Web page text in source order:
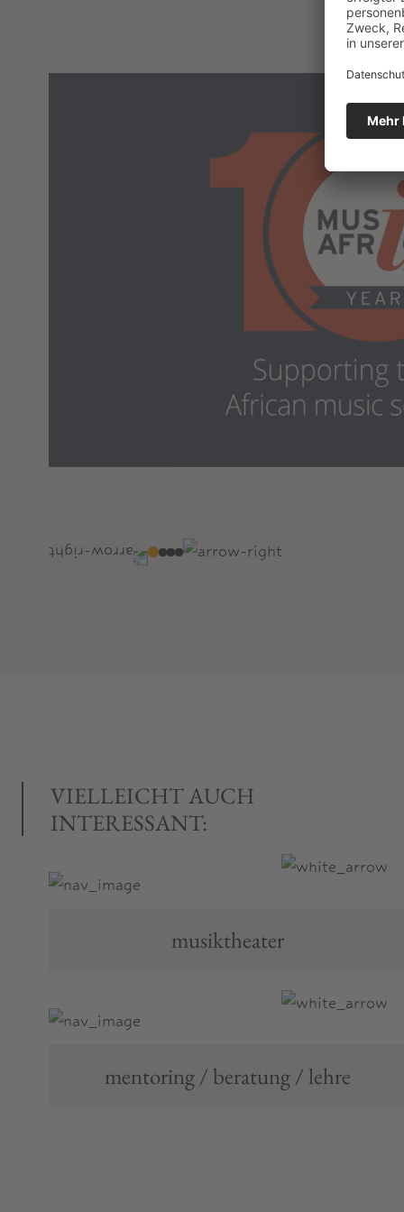
VIELLEICHT AUCH
INTERESSANT:
musiktheater
mentoring / beratung / lehre